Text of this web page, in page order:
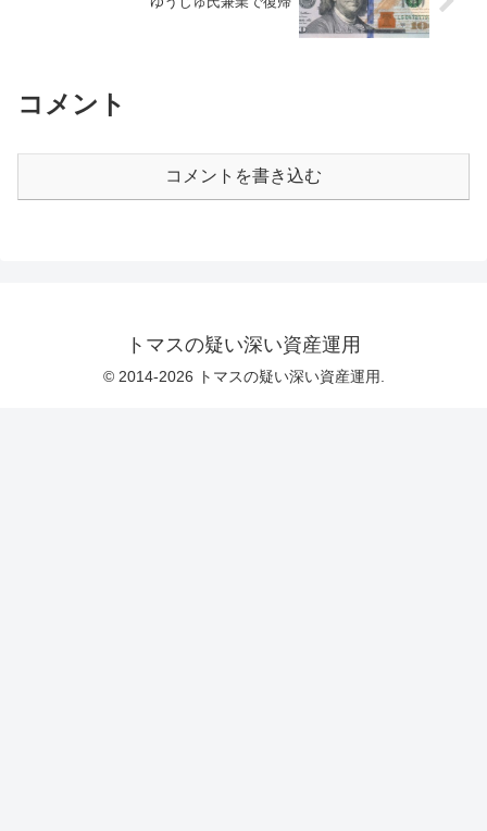
コメント
コメントを書き込む
トマスの疑い深い資産運用
© 2014-2026 トマスの疑い深い資産運用.